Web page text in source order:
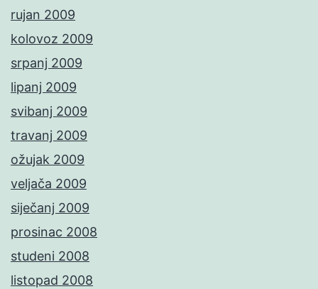
rujan 2009
kolovoz 2009
srpanj 2009
lipanj 2009
svibanj 2009
travanj 2009
ožujak 2009
veljača 2009
siječanj 2009
prosinac 2008
studeni 2008
listopad 2008